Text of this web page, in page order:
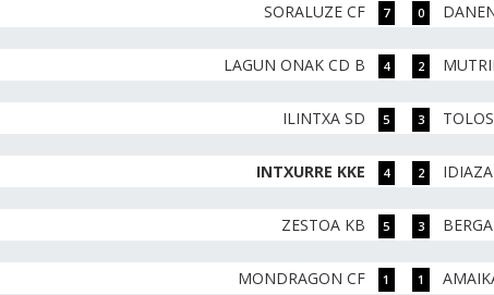
SORALUZE CF 7 0
LAGUN ONAK CD B 4 2
ILINTXA SD 5 3
INTXURRE KKE 4 2
ZESTOA KB 5 3
MONDRAGON CF 1 1